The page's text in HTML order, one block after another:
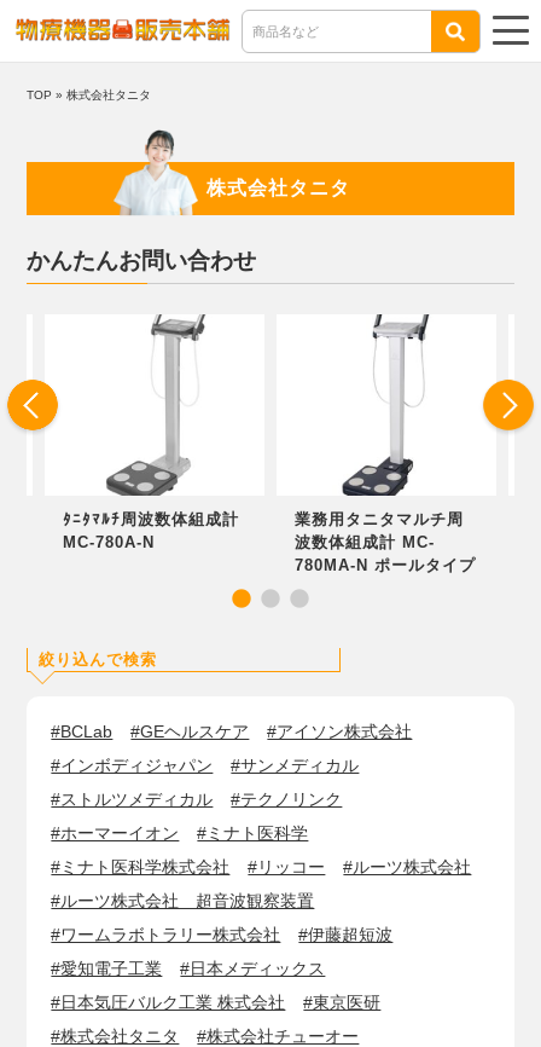
TOP »株式会社タニタ
株式会社タニタ
かんたんお問い合わせ
ﾀﾆﾀﾏﾙﾁ周波数体組成計
MC-780A-N
業務用タニタマルチ周
波数体組成計 MC-
780MA-N ポールタイプ
絞り込んで検索
#BCLab #GEヘルスケア
#アイソン株式会社
#インボディジャパン
#サンメディカル
#ストルツメディカル
#テクノリンク
#ホーマーイオン
#ミナト医科学
#ミナト医科学株式会社
#リッコー
#ルーツ株式会社
#ルーツ株式会社 超音波観察装置
#ワームラボトラリー株式会社
#伊藤超短波
#愛知電子工業
#日本メディックス
#日本気圧バルク工業 株式会社
#東京医研
#株式会社タニタ
#株式会社チューオー